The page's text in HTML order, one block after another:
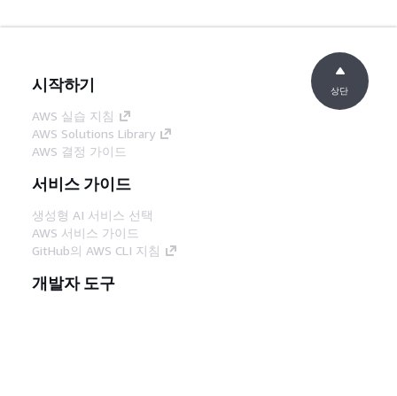
시작하기
AWS 실습 지침
AWS Solutions Library
AWS 결정 가이드
서비스 가이드
생성형 AI 서비스 선택
AWS 서비스 가이드
GitHub의 AWS CLI 지침
개발자 도구
상단